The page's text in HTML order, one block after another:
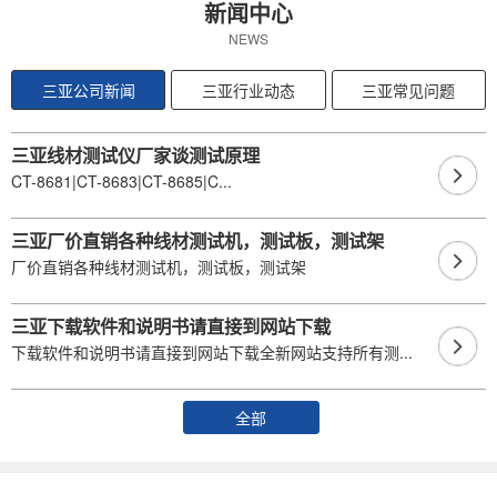
新闻中心
NEWS
三亚公司新闻 三亚行业动态 三亚常见问题
三亚线材测试仪厂家谈测试原理
CT-8681|CT-8683|CT-8685|C...
三亚厂价直销各种线材测试机，测试板，测试架
厂价直销各种线材测试机，测试板，测试架
三亚下载软件和说明书请直接到网站下载
下载软件和说明书请直接到网站下载全新网站支持所有测...
全部